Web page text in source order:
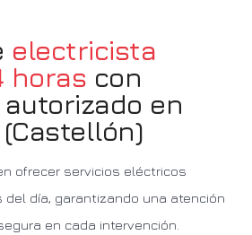
electricista
horas con
en
ofrecer servicios eléctricos
del día, garantizando una atención
en cada intervención.